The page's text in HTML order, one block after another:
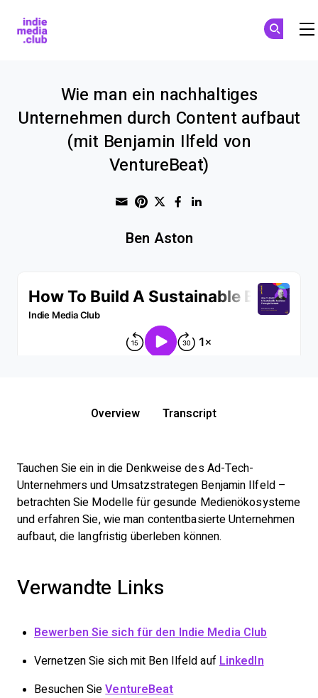
Wie man ein nachhaltiges
Unternehmen durch Content aufbaut
(mit Benjamin Ilfeld von
VentureBeat)
Share through Email
Print this page
Share on Pinterest
Share on Twitter
Share on
Ben Aston
Overview Transcript
Tauchen Sie ein in die Denkweise des Ad-Tech-
Unternehmers und Umsatzstrategen Benjamin Ilfeld –
betrachten Sie Modelle für gesunde Medienökosysteme
und erfahren Sie, wie man contentbasierte Unternehmen
aufbaut, die langfristig überleben können.
Verwandte Links
Bewerben Sie sich für den Indie Media Club
Vernetzen Sie sich mit Ben Ilfeld auf LinkedIn
Besuchen SieVentureBeat